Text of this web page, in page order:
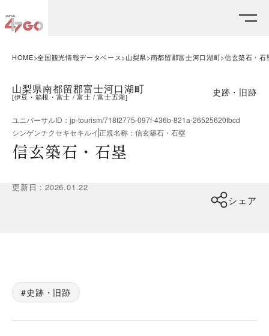
HOME 全国観光情報データベース 山梨県 南都留郡富士河口湖町 信玄築石・石
山梨県南都留郡富士河口湖町
[伊豆・箱根・富士 富士 富士五湖] 史跡・旧跡
ユニバーサルID ： jp-tourism/718f2775-097f-436b-821a-26525620fbcd
シンゲンチクセキセキルイ正規名称 ： 信玄築石・石塁
信玄築石・石塁
更新日 ：2026.01.22
シェア
史跡・旧跡